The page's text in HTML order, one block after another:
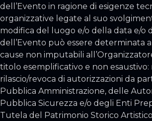
dell’Evento in ragione di esigenze
organizzative legate al suo
modifica del luogo e/o della data e/o
dell’Evento può essere determinata
cause non imputabili
titolo esemplificativo e non esaustivo:
rilascio/revoca di autorizzazioni da
Pubblica Amministrazione, delle
Pubblica Sicurezza e/o degli Enti
Tutela del Patrimonio Storico